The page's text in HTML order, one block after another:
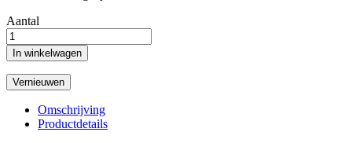
Aantal
In winkelwagen
Omschrijving
Productdetails